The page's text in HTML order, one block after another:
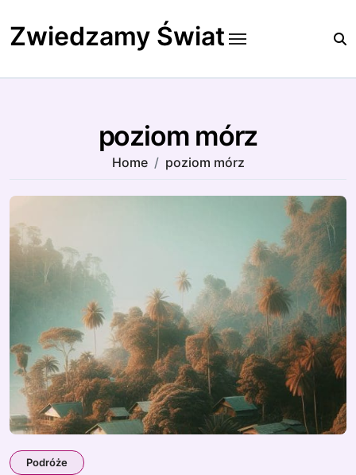
to
content
Zwiedzamy Świat
poziom mórz
Home poziom mórz
Podróże